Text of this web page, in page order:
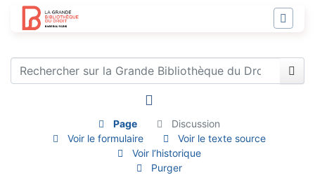
Page
Discussion
Voir le formulaire
Voir le texte source
Voir l’historique
Purger